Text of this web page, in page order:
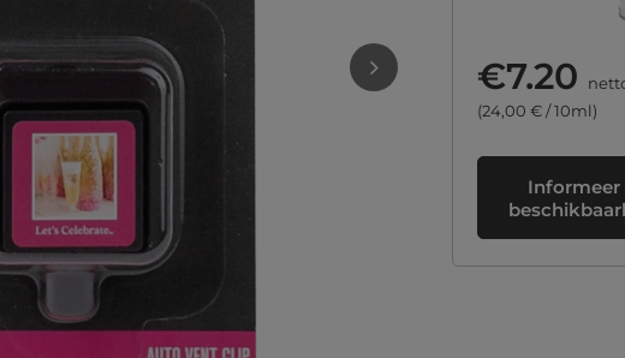
€7.20
(24,00 € / 10ml)
Informeer